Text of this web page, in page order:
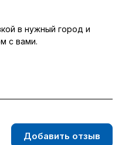
в нужный город и
с вами.
Добавить отзыв